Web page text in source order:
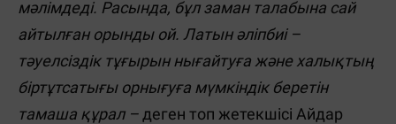
мәлімдеді. Расында, бұл заман талабына сай
айтылған орынды ой. Латын әліпбиі –
тәуелсіздік тұғырын нығайтуға және халықтың
біртұтсатығы орнығуға мүмкіндік беретін
тамаша құрал – деген топ жетекшісі Айдар